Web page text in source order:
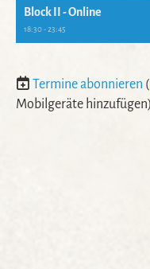
Block II - Online
18:30 - 23:45
Termine abonnieren
Mobilgeräte hinzufügen)